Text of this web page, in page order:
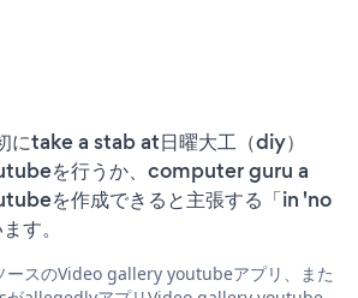
にtake a stab at日曜大工（diy）
を行うか、computer guru a
を作成できると主張する「in 'no
す。
ースのVideo gallery youtubeアプリ、また